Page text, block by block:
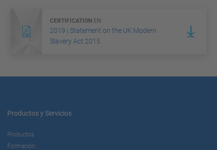
CERTIFICATION EN
2019 | Statement on the UK Modern
Slavery Act 2015
Productos y Servicios
Productos
Formación